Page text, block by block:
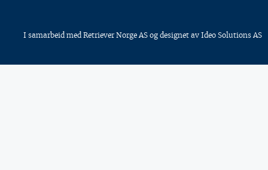
I samarbeid med Retriever Norge AS og designet av Ideo Solutions AS